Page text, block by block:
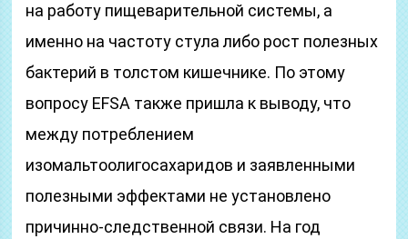
на работу пищеварительной системы, а
именно на частоту стула либо рост полезных
бактерий в толстом кишечнике. По этому
вопросу EFSA также пришла к выводу, что
между потреблением
изомальтоолигосахаридов и заявленными
полезными эффектами не установлено
причинно-следственной связи. На год